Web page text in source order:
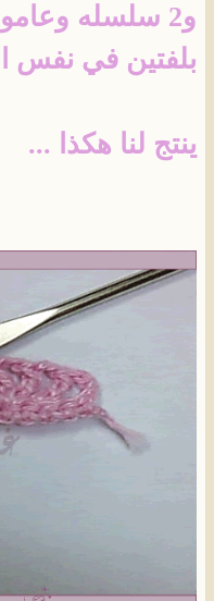
بلفتين في نفس
ينتج لنا هكذا ...